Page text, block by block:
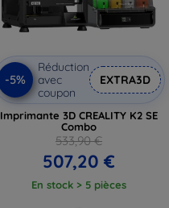
-5%
Réduction
avec
coupon
EXTRA3D
Imprimante 3D CREALITY K2 SE
Combo
533,90 €
507,20 €
En stock > 5 pièces